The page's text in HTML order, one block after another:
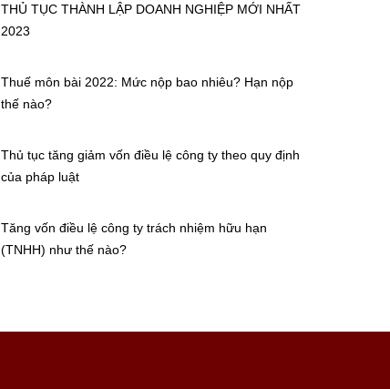
THỦ TỤC THÀNH LẬP DOANH NGHIỆP MỚI NHẤT
2023
Thuế môn bài 2022: Mức nộp bao nhiêu? Hạn nộp
thế nào?
Thủ tục tăng giảm vốn điều lệ công ty theo quy định
của pháp luật
Tăng vốn điều lệ công ty trách nhiệm hữu hạn
(TNHH) như thế nào?